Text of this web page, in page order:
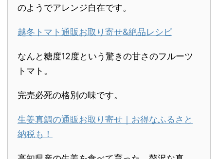
のようでアレンジ自在です。
越冬トマト通販お取り寄せ&絶品レシピ
なんと糖度12度という驚きの甘さのフルーツ
トマト。
完売必死の格別の味です。
生姜真鯛の通販お取り寄せ｜お得なふるさと
納税も！